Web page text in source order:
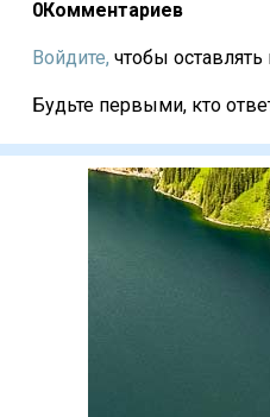
0Комментариев
Войдите, чтобы
Будьте первыми, кто